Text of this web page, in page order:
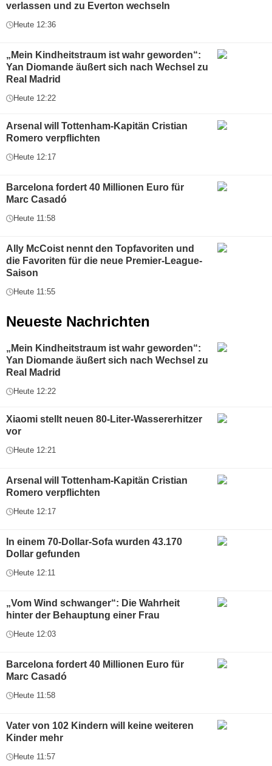
verlassen und zu Everton wechseln
Heute 12:36
„Mein Kindheitstraum ist wahr geworden“:
Yan Diomande äußert sich nach Wechsel zu
Real Madrid
Heute 12:22
Arsenal will Tottenham-Kapitän Cristian
Romero verpflichten
Heute 12:17
Barcelona fordert 40 Millionen Euro für
Marc Casadó
Heute 11:58
Ally McCoist nennt den Topfavoriten und
die Favoriten für die neue Premier-League-
Saison
Heute 11:55
Neueste Nachrichten
„Mein Kindheitstraum ist wahr geworden“:
Yan Diomande äußert sich nach Wechsel zu
Real Madrid
Heute 12:22
Xiaomi stellt neuen 80-Liter-Wassererhitzer
vor
Heute 12:21
Arsenal will Tottenham-Kapitän Cristian
Romero verpflichten
Heute 12:17
In einem 70-Dollar-Sofa wurden 43.170
Dollar gefunden
Heute 12:11
„Vom Wind schwanger“: Die Wahrheit
hinter der Behauptung einer Frau
Heute 12:03
Barcelona fordert 40 Millionen Euro für
Marc Casadó
Heute 11:58
Vater von 102 Kindern will keine weiteren
Kinder mehr
Heute 11:57